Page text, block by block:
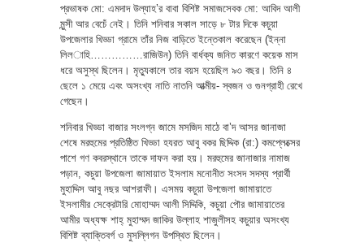
প্রভাষক মো: এমদাদ উল্যাহ’র বাবা বিশিষ্ট সমাজসেবক মো: আবিদ আলী
মুন্সী আর বেচেঁ নেই। তিনি শনিবার সকাল সাড়ে ৮ টার দিকে কচুয়া
উপজেলার খিড্ডা গ্রামে তাঁর নিজ বাড়িতে ইন্তেকাল করেছেন (ইন্না
লিল­াহি……………রাজিউন) তিনি বার্ধক্য জনিত কারণে কয়েক মাস
ধরে অসুস্থ ছিলেন। মৃত্যুকালে তার বয়স হয়েছিল ৯৩ বছর। তিনি ৪
ছেলে ১ মেয়ে এবং অসংখ্য নাতি নাতনি আত্মীয়- স্বজন ও গুনগ্রাহী রেখে
গেছেন।
শনিবার খিড্ডা বাজার সংলগ্ন জামে মসজিদ মাঠে বা’দ আসর জানাজা
শেষে মরহুমের প্রতিষ্ঠিত খিড্ডা হযরত আবু বকর ছিদ্দিক (রা:) কমপ্লেক্সের
পাশে গণ কবরস্থানে তাকে দাফন করা হয়। মরহুমের জানাজার নামাজ
পড়ান, কচুয়া উপজেলা জামায়াত ইসলাম মনোনীত সংসদ সদস্য প্রার্থী
মুহাদ্দিস আবু নছর আশরাফী। এসময় কচুয়া উপজেলা জামায়াতে
ইসলামীর সেক্রেটারি মোহাম্মদ আলী সিদ্দিকি, কচুয়া পৌর জামায়াতের
আমীর অধ্যক্ষ শাহ্ মুহাম্মদ জাকির উল্লাহ শাজুলীসহ কচুয়ার অসংখ্য
বিশিষ্ট ব্যাক্তিবর্গ ও মুসল্লিগন উপস্থিত ছিলেন।